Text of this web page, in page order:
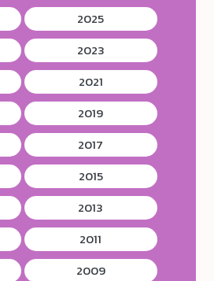
2025
2023
2021
2019
2017
2015
2013
2011
2009